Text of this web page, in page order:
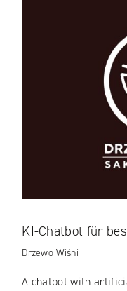
KI-Chatbot für
Drzewo Wiśni
A chatbot with